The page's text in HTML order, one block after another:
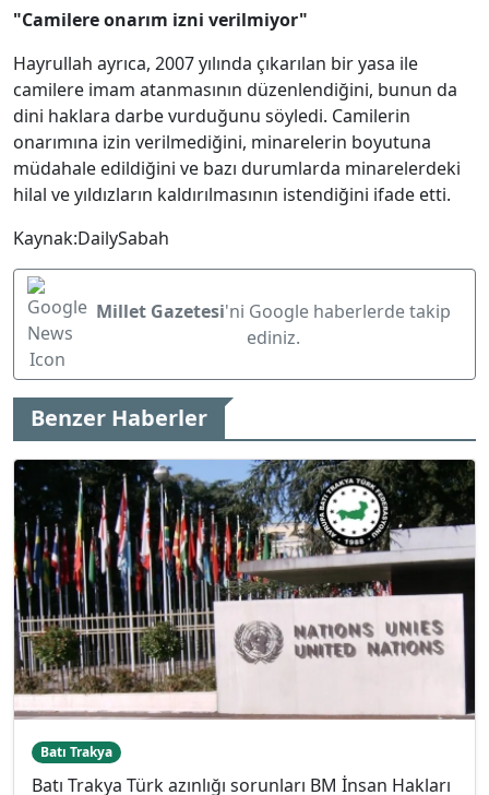
"Camilere onarım izni verilmiyor"
Hayrullah ayrıca, 2007 yılında çıkarılan bir yasa ile
camilere imam atanmasının düzenlendiğini, bunun da
dini haklara darbe vurduğunu söyledi. Camilerin
onarımına izin verilmediğini, minarelerin boyutuna
müdahale edildiğini ve bazı durumlarda minarelerdeki
hilal ve yıldızların kaldırılmasının istendiğini ifade etti.
Kaynak:DailySabah
Millet Gazetesi'ni Google haberlerde takip
ediniz.
Benzer Haberler
Batı Trakya
Batı Trakya Türk azınlığı sorunları BM İnsan Hakları